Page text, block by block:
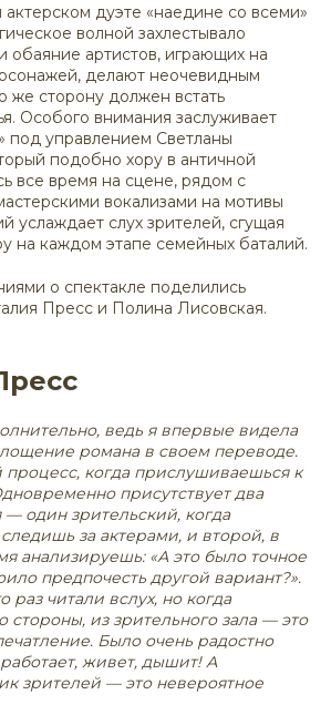
актерском дуэте «наедине со всеми»
волной захлестывало
обаяние артистов, играющих на
делают неочевидным
же сторону должен встать
Особого внимания заслуживает
под управлением Светланы
подобно хору в античной
все время на сцене, рядом с
вокализами на мотивы
услаждает слух зрителей, сгущая
на каждом этапе семейных баталий.
о спектакле поделились
Пресс и Полина Лисовская.
ведь я впервые видела
романа в своем переводе.
когда прислушиваешься к
присутствует два
один зрительский, когда
за актерами, и второй, в
анализируешь: «А это было точное
предпочесть другой вариант?».
читали вслух, но когда
стороны, из зрительного зала — это
Было очень радостно
живет, дышит! А
зрителей — это невероятное